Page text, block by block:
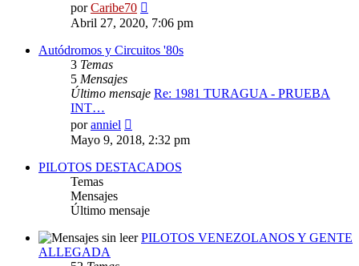
porCaribe70
último
mensaje
Abril 27, 2020, 7:06 pm
Autódromos y Circuitos '80s
3 Temas
5 Mensajes
Último mensaje Re: 1981 TURAGUA - PRUEBA
INT…
poranniel
último
Mayo 9, 2018, 2:32 pm
PILOTOS DESTACADOS
Temas
Mensajes
Último mensaje
PILOTOS VENEZOLANOS Y GENTE
ALLEGADA